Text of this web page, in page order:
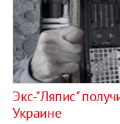
Экс-"Ляпис"
Украине